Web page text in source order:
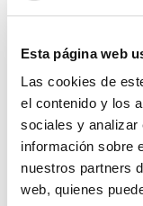
Esta página web
Las cookies de
el contenido y los
sociales y analizar
información sobre
nuestros partners
web, quienes
personalización y
cliente.
Con esta
cuenta con un
oficina de
consolidado en